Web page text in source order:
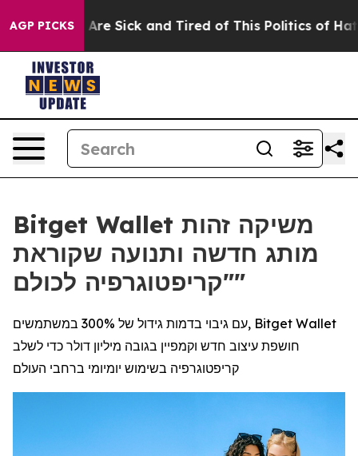
AGP PICKSAre Sick and Tired of This Politics of Hatred”
Bitget Wallet משיקה זהות
מותג חדשה ותנועה שקוראת
"קריפטוגרפיה לכולם"
עם גיבוי בדמות גידול של 300% במשתמשים, Bitget Wallet
חושפת עיצוב חדש וקמפיין בגובה מיליון דולר כדי לשלב
קריפטוגרפיה בשימוש יומיומי ברחבי העולם